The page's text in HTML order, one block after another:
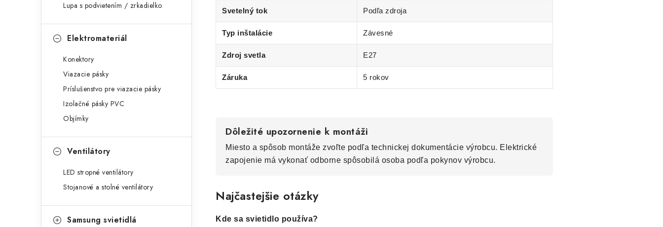
Lupa s podvietením / zrkadielko
Elektromateriál
Konektory
Viazacie pásky
Príslušenstvo pre viazacie pásky
Izolačné pásky PVC
Objímky
Ventilátory
LED stropné ventilátory
Stojanové a stolné ventilátory
Samsung svietidlá
Svetelný tok Podľa zdroja
Typ inštalácie Závesné
Zdroj svetla E27
Záruka 5 rokov
Dôležité upozornenie k montáži
Miesto a spôsob montáže zvoľte podľa technickej dokumentácie výrobcu. Elektrické
zapojenie má vykonať odborne spôsobilá osoba podľa pokynov výrobcu.
Najčastejšie otázky
Kde sa svietidlo používa?